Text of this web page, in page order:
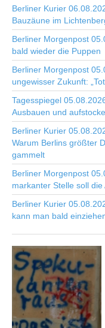
Berliner Kurier
Bauzäune im
Berliner Morgenpost
bald wieder die Puppen
Berliner Morgenpost
ungewisser Zukunft:
Tagesspiegel
Ausbauen und
Berliner Kurier
Warum Berlins größter
gammelt
Berliner Morgenpost
markanter Stelle soll
Berliner Kurier
kann man bald